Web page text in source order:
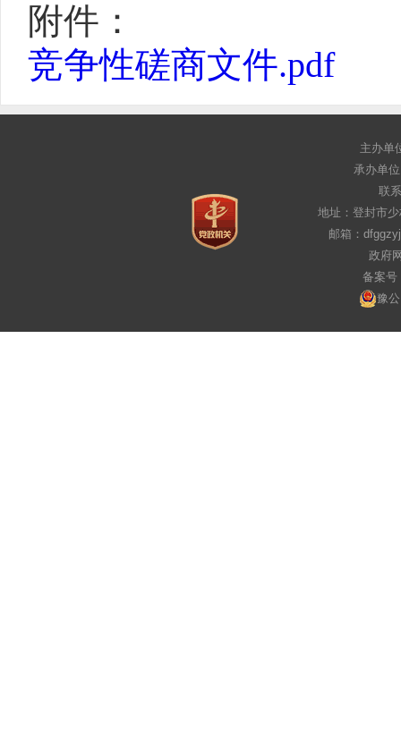
附件：
竞争性磋商文件.pdf
主办单
承办单
联
地址：登封市
邮箱：
政府
备案号
豫